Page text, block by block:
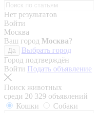
Нет результатов
Войти
Москва
Ваш город Москва?
Да
Выбрать город
Город подтверждён
Войти Подать объявление
Поиск животных
среди 20 329 объявлений
Кошки
Собаки